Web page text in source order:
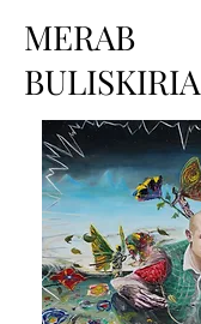
MERAB
BULISKIRIA